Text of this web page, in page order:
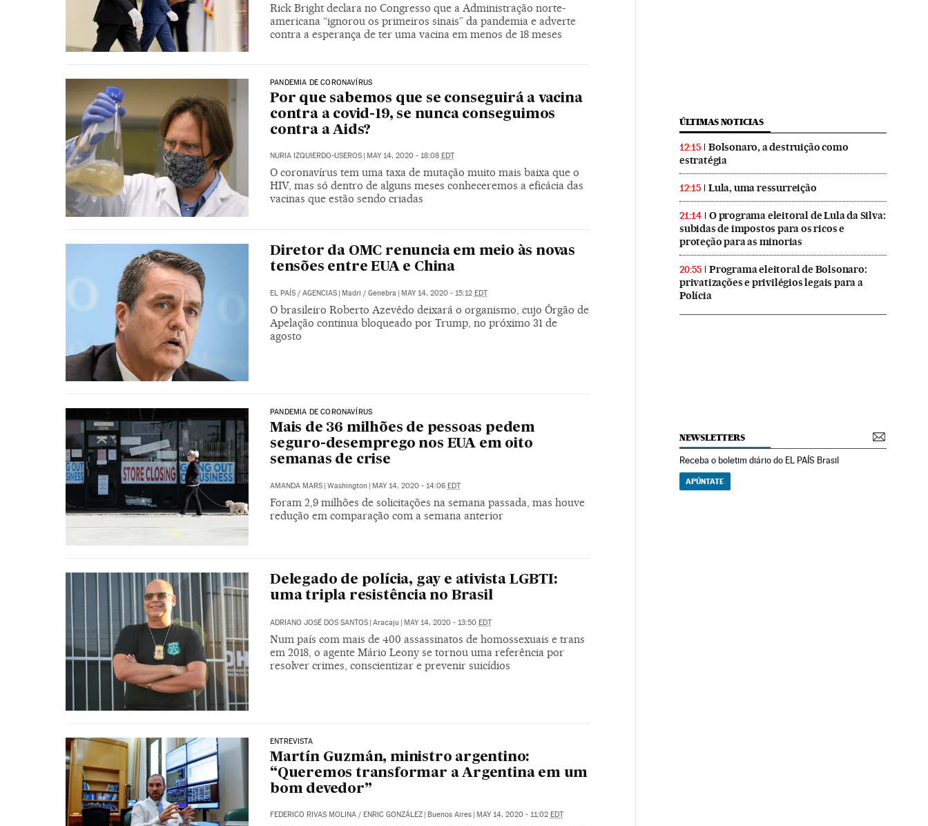
Rick Bright declara no Congresso que a Administração norte-
americana “ignorou os primeiros sinais” da pandemia e adverte
contra a esperança de ter uma vacina em menos de 18 meses
PANDEMIA DE CORONAVÍRUS
Por que sabemos que se conseguirá a vacina
contra a covid-19, se nunca conseguimos
contra a Aids?
NURIA IZQUIERDO-USEROS | MAY 14, 2020 - 18:08 EDT
O coronavírus tem uma taxa de mutação muito mais baixa que o
HIV, mas só dentro de alguns meses conheceremos a eficácia das
vacinas que estão sendo criadas
Diretor da OMC renuncia em meio às novas
tensões entre EUA e China
EL PAÍS/ AGENCIAS Madri / Genebra MAY 14, 2020 - 15:12 EDT
O brasileiro Roberto Azevêdo deixará o organismo, cujo Órgão de
Apelação continua bloqueado por Trump, no próximo 31 de
agosto
PANDEMIA DE CORONAVÍRUS
Mais de 36 milhões de pessoas pedem
seguro-desemprego nos EUA em oito
semanas de crise
AMANDA MARS | Washington | MAY 14, 2020 - 14:06 EDT
Foram 2,9 milhões de solicitações na semana passada, mas houve
redução em comparação com a semana anterior
Delegado de polícia, gay e ativista LGBTI:
uma tripla resistência no Brasil
ADRIANO JOSÉ DOS SANTOS Aracaju MAY 14, 2020 - 13:50 EDT
Num país com mais de 400 assassinatos de homossexuais e trans
em 2018, o agente Mário Leony se tornou uma referência por
resolver crimes, conscientizar e prevenir suicídios
ENTREVISTA
Martín Guzmán, ministro argentino:
“Queremos transformar a Argentina em um
bom devedor”
FEDERICO RIVAS MOLINA/ ENRIC GONZÁLEZ | Buenos Aires | MAY 14, 2020 - 11:02 EDT
ÚLTIMAS NOTICIAS
12:15
Bolsonaro, a destruição como
estratégia
12:15 Lula, uma ressurreição
21:14
O programa eleitoral de Lula da Silva:
subidas de impostos para os ricos e
proteção para as minorias
20:55
Programa eleitoral de Bolsonaro:
privatizações e privilégios legais para a
Polícia
NEWSLETTERS
Receba o boletim diário do EL PAÍS Brasil
APÚNTATE